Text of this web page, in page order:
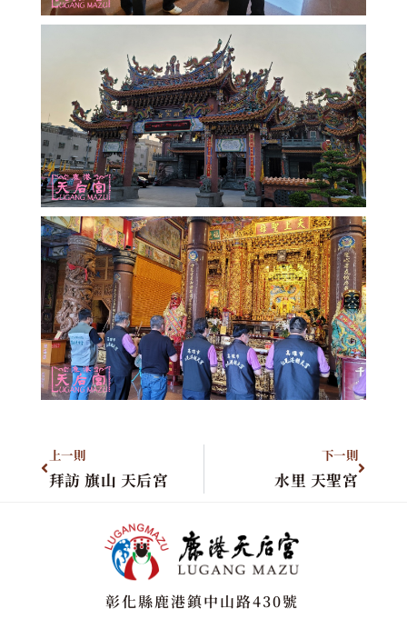
上一則
拜訪 旗山 天后宮
下一則
水里 天聖宮
彰化縣鹿港鎮中山路430號